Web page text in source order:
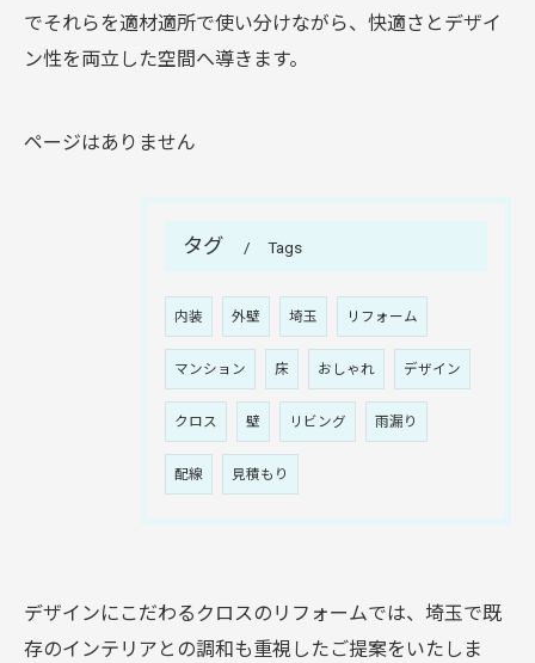
でそれらを適材適所で使い分けながら、快適さとデザイ
ン性を両立した空間へ導きます。
ページはありません
タグ Tags
内装 外壁 埼玉 リフォーム
マンション 床 おしゃれ デザイン
クロス 壁 リビング 雨漏り
配線 見積もり
デザインにこだわるクロスのリフォームでは、埼玉で既
存のインテリアとの調和も重視したご提案をいたしま